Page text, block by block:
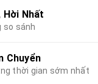
Hời Nhất
so sánh
Chuyển
thời gian sớm nhất